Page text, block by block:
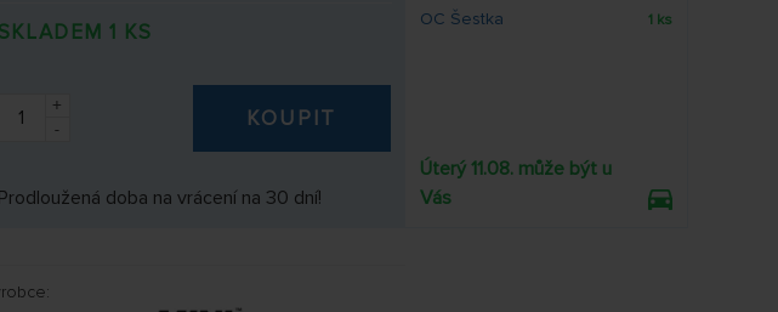
SKLADEM 1 KS
+
-
KOUPIT
Prodloužená doba na vrácení na 30 dní!
OC Šestka
1 ks
Úterý 11.08. může být u
Vás